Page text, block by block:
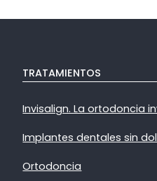
TRATAMIENTOS
Invisalign. La ortodoncia
Implantes dentales sin
Ortodoncia